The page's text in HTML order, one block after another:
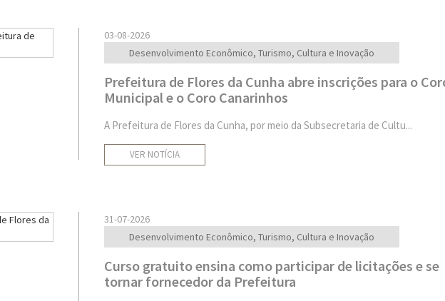
03-08-2026
Desenvolvimento Econômico, Turismo, Cultura e Inovação
Prefeitura de Flores da Cunha abre inscrições para o
Municipal e o Coro Canarinhos
A Prefeitura de Flores da Cunha, por meio da Subsecretaria de Cultu...
VER NOTÍCIA
31-07-2026
Desenvolvimento Econômico, Turismo, Cultura e Inovação
Curso gratuito ensina como participar de licitações e se
tornar fornecedor da Prefeitura